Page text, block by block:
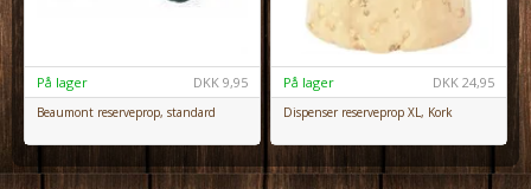
DKK 9,95
På lager
Beaumont reserveprop, standard
DKK 24,95
På lager
Dispenser reserveprop XL, Kork